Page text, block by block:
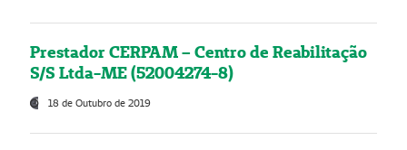
Prestador CERPAM – Centro de Reabilitação
S/S Ltda-ME (52004274-8)
18 de Outubro de 2019